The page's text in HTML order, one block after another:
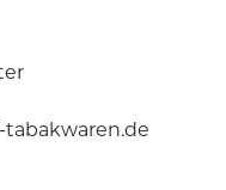
tabakwaren.de